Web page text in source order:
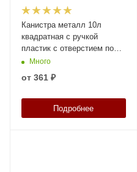
Канистра металл 10л
квадратная с ручкой
пластик с отверстием под
берикап 42мм, арт. КМ-10н
без берикапа 42мм, код:
12905
Много
от 361 ₽
Подробнее